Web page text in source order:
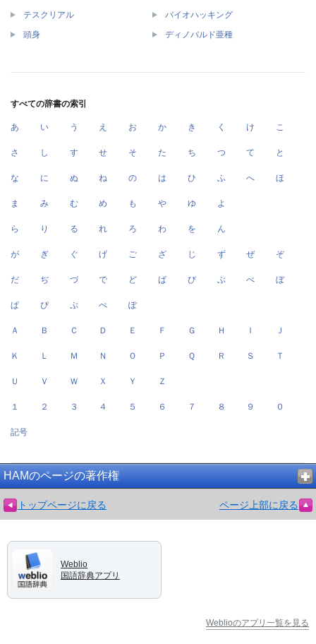
テスクリアル バイオハッキング
頭身 ディノバルド亜種
すべての辞書の索引
あ い う え お か き く け こ
さ し す せ そ た ち つ て と
な に ぬ ね の は ひ ふ へ ほ
ま み む め も や ゆ よ
ら り る れ ろ わ を ん
が ぎ ぐ げ ご ざ じ ず ぜ ぞ
だ ぢ づ で ど ば び ぶ べ ぼ
ぱ ぴ ぷ ぺ ぽ
Ａ Ｂ Ｃ Ｄ Ｅ Ｆ Ｇ Ｈ Ｉ Ｊ
Ｋ Ｌ Ｍ Ｎ Ｏ Ｐ Ｑ Ｒ Ｓ Ｔ
Ｕ Ｖ Ｗ Ｘ Ｙ Ｚ
１ ２ ３ ４ ５ ６ ７ ８ ９ ０
記号
HAMのページの著作権
トップページに戻る ページ上部に戻る
Weblio
国語辞典アプリ
Weblioのアプリ一覧を見る